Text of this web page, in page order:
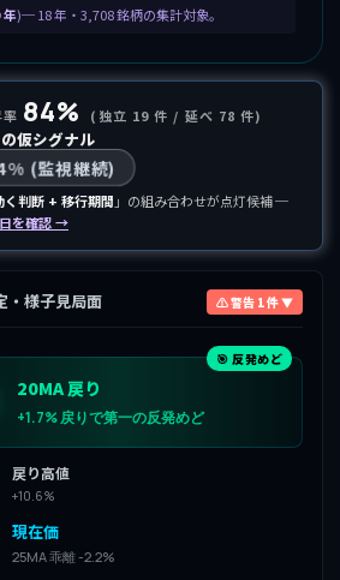
年)─ 18 年・3,708 銘柄の集計対象。
84% (独立 19 件 / 延べ 78 件)
仮シグナル
(監視継続)
判断 + 移行期間 」の組み合わせが点灯候補 ─
を確認 →
・様子見局面 ⚠ 警告 1 件 ▼
🎯 反発めど
20MA 戻り
+1.7% 戻りで第一の反発めど
戻り高値
+10.6%
現在価
25MA 乖離 -2.2%